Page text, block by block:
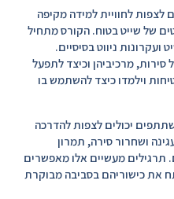
לחוויית למידה מקיפה
של שייט בטוח. הקורס מתחיל
ועקרונות ניווט בסיסיים.
מרכיביהן וכיצד לתפעל
וילמדו כיצד להשתמש בו
יכולים לצפות להדרכה
ושחרור סירה, תמרון
תרגילים מעשיים אלו מאפשרים
את כישוריהם בסביבה מבוקרת